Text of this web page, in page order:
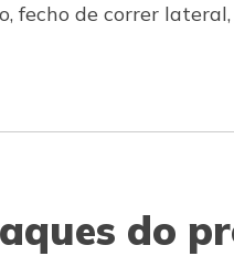
de correr
do